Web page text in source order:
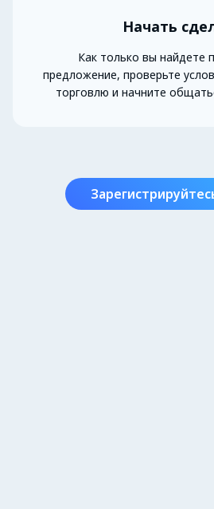
Начать
Как только вы найдете
предложение, проверьте
торговлю и начните